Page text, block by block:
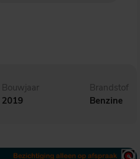
Bouwjaar
2019
Brandstof
Benzine